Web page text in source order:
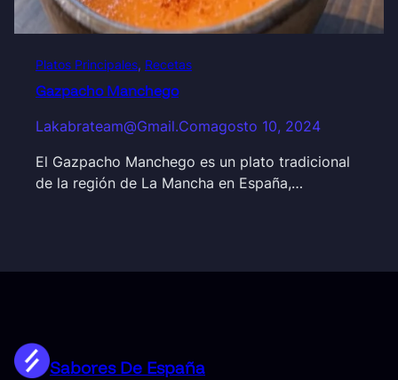
Platos Principales, Recetas
Gazpacho Manchego
Lakabrateam@gmail.comagosto 10, 2024
El Gazpacho Manchego es un plato tradicional
de la región de La Mancha en España,…
Sabores De España